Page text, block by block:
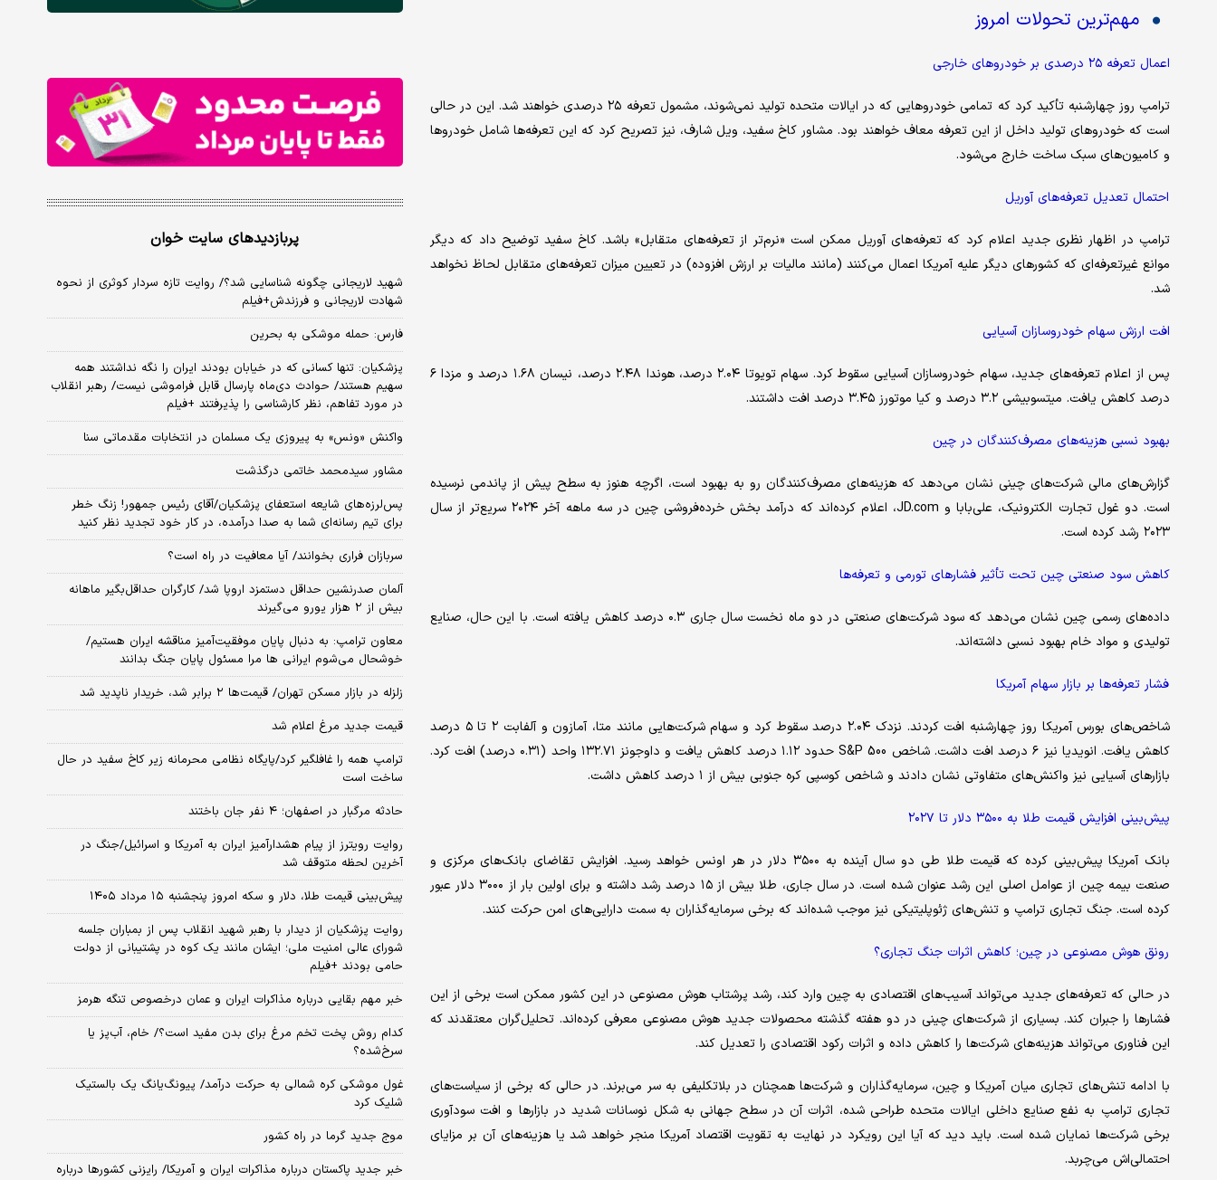
مهم‌ترین تحولات امروز
اعمال تعرفه ۲۵ درصدی بر خودروهای خارجی
ترامپ روز چهارشنبه تأکید کرد که تمامی خودروهایی که در ایالات متحده تولید نمی‌شوند، مشمول تعرفه ۲۵ درصدی خواهند شد. این در حالی
است که خودروهای تولید داخل از این تعرفه معاف خواهند بود. مشاور کاخ سفید، ویل شارف، نیز تصریح کرد که این تعرفه‌ها شامل خودروها
و کامیون‌های سبک ساخت خارج می‌شود.
احتمال تعدیل تعرفه‌های آوریل
ترامپ در اظهار نظری جدید اعلام کرد که تعرفه‌های آوریل ممکن است «نرم‌تر از تعرفه‌های متقابل» باشد. کاخ سفید توضیح داد که دیگر
موانع غیرتعرفه‌ای که کشورهای دیگر علیه آمریکا اعمال می‌کنند (مانند مالیات بر ارزش افزوده) در تعیین میزان تعرفه‌های متقابل لحاظ نخواهد
شد.
افت ارزش سهام خودروسازان آسیایی
پس از اعلام تعرفه‌های جدید، سهام خودروسازان آسیایی سقوط کرد. سهام تویوتا ۲.۰۴ درصد، هوندا ۲.۴۸ درصد، نیسان ۱.۶۸ درصد و مزدا ۶
درصد کاهش یافت. میتسوبیشی ۳.۲ درصد و کیا موتورز ۳.۴۵ درصد افت داشتند.
بهبود نسبی هزینه‌های مصرف‌کنندگان در چین
گزارش‌های مالی شرکت‌های چینی نشان می‌دهد که هزینه‌های مصرف‌کنندگان رو به بهبود است، اگرچه هنوز به سطح پیش از پاندمی نرسیده
است. دو غول تجارت الکترونیک، علی‌بابا و JD.com، اعلام کرده‌اند که درآمد بخش خرده‌فروشی چین در سه ماهه آخر ۲۰۲۴ سریع‌تر از سال
۲۰۲۳ رشد کرده است.
کاهش سود صنعتی چین تحت تأثیر فشارهای تورمی و تعرفه‌ها
داده‌های رسمی چین نشان می‌دهد که سود شرکت‌های صنعتی در دو ماه نخست سال جاری ۰.۳ درصد کاهش یافته است. با این حال، صنایع
تولیدی و مواد خام بهبود نسبی داشته‌اند.
فشار تعرفه‌ها بر بازار سهام آمریکا
شاخص‌های بورس آمریکا روز چهارشنبه افت کردند. نزدک ۲.۰۴ درصد سقوط کرد و سهام شرکت‌هایی مانند متا، آمازون و آلفابت ۲ تا ۵ درصد
کاهش یافت. انویدیا نیز ۶ درصد افت داشت. شاخص S&P 500 حدود ۱.۱۲ درصد کاهش یافت و داوجونز ۱۳۲.۷۱ واحد (۰.۳۱ درصد) افت کرد.
بازارهای آسیایی نیز واکنش‌های متفاوتی نشان دادند و شاخص کوسپی کره جنوبی بیش از ۱ درصد کاهش داشت.
پیش‌بینی افزایش قیمت طلا به ۳۵۰۰ دلار تا ۲۰۲۷
بانک آمریکا پیش‌بینی کرده که قیمت طلا طی دو سال آینده به ۳۵۰۰ دلار در هر اونس خواهد رسید. افزایش تقاضای بانک‌های مرکزی و
صنعت بیمه چین از عوامل اصلی این رشد عنوان شده است. در سال جاری، طلا بیش از ۱۵ درصد رشد داشته و برای اولین بار از ۳۰۰۰ دلار عبور
کرده است. جنگ تجاری ترامپ و تنش‌های ژئوپلیتیکی نیز موجب شده‌اند که برخی سرمایه‌گذاران به سمت دارایی‌های امن حرکت کنند.
رونق هوش مصنوعی در چین؛ کاهش اثرات جنگ تجاری؟
در حالی که تعرفه‌های جدید می‌تواند آسیب‌های اقتصادی به چین وارد کند، رشد پرشتاب هوش مصنوعی در این کشور ممکن است برخی از این
فشارها را جبران کند. بسیاری از شرکت‌های چینی در دو هفته گذشته محصولات جدید هوش مصنوعی معرفی کرده‌اند. تحلیل‌گران معتقدند که
این فناوری می‌تواند هزینه‌های شرکت‌ها را کاهش داده و اثرات رکود اقتصادی را تعدیل کند.
با ادامه تنش‌های تجاری میان آمریکا و چین، سرمایه‌گذاران و شرکت‌ها همچنان در بلاتکلیفی به سر می‌برند. در حالی که برخی از سیاست‌های
تجاری ترامپ به نفع صنایع داخلی ایالات متحده طراحی شده، اثرات آن در سطح جهانی به شکل نوسانات شدید در بازارها و افت سودآوری
برخی شرکت‌ها نمایان شده است. باید دید که آیا این رویکرد در نهایت به تقویت اقتصاد آمریکا منجر خواهد شد یا هزینه‌های آن بر مزایای
احتمالی‌اش می‌چربد.
پربازدیدهای سایت خوان
شهید لاریجانی چگونه شناسایی شد؟/ روایت تازه سردار کوثری از نحوه
شهادت لاریجانی و فرزندش+فیلم
فارس: حمله موشکی به بحرین
پزشکیان: تنها کسانی که در خیابان بودند ایران را نگه نداشتند همه
سهیم هستند/ حوادث دی‌ماه پارسال قابل فراموشی نیست/ رهبر انقلاب
در مورد تفاهم، نظر کارشناسی را پذیرفتند +فیلم
واکنش «ونس» به پیروزی یک مسلمان در انتخابات مقدماتی سنا
مشاور سیدمحمد خاتمی درگذشت
پس‌لرزه‌های شایعه استعفای پزشکیان/آقای رئیس جمهور! زنگ خطر
برای تیم رسانه‌ای شما به صدا درآمده، در کار خود تجدید نظر کنید
سربازان فراری بخوانند/ آیا معافیت در راه است؟
آلمان صدرنشین حداقل دستمزد اروپا شد/ کارگران حداقل‌بگیر ماهانه
بیش از ۲ هزار یورو می‌گیرند
معاون ترامپ: به دنبال پایان موفقیت‌آمیز مناقشه ایران هستیم/
خوشحال می‌شوم ایرانی ها مرا مسئول پایان جنگ بدانند
زلزله در بازار مسکن تهران/ قیمت‌ها ۲ برابر شد، خریدار ناپدید شد
قیمت جدید مرغ اعلام شد
ترامپ همه را غافلگیر کرد/پایگاه نظامی محرمانه زیر کاخ سفید در حال
ساخت است
حادثه مرگبار در اصفهان؛ ۴ نفر جان باختند
روایت رویترز از پیام هشدارآمیز ایران به آمریکا و اسرائیل/جنگ در
آخرین لحظه متوقف شد
پیش‌بینی قیمت طلا، دلار و سکه امروز پنجشنبه ۱۵ مرداد ۱۴۰۵
روایت پزشکیان از دیدار با رهبر شهید انقلاب پس از بمباران جلسه
شورای عالی امنیت ملی؛ ایشان مانند یک کوه در پشتیبانی از دولت
حامی بودند +فیلم
خبر مهم بقایی درباره مذاکرات ایران و عمان درخصوص تنگه هرمز
کدام روش پخت تخم مرغ برای بدن مفید است؟/ خام، آب‌پز یا
سرخ‌شده؟
غول موشکی کره شمالی به حرکت درآمد/ پیونگ‌یانگ یک بالستیک
شلیک کرد
موج جدید گرما در راه کشور
خبر جدید پاکستان درباره مذاکرات ایران و آمریکا/ رایزنی کشورها درباره